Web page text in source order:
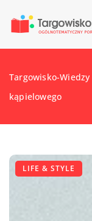
Targowisko-Wiedzy
kąpielowego
LIFE & STYLE